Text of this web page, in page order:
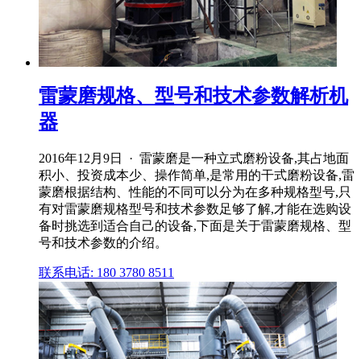
雷蒙磨规格、型号和技术参数解析机
器
2016年12月9日 · 雷蒙磨是一种立式磨粉设备,其占地面
积小、投资成本少、操作简单,是常用的干式磨粉设备,雷
蒙磨根据结构、性能的不同可以分为在多种规格型号,只
有对雷蒙磨规格型号和技术参数足够了解,才能在选购设
备时挑选到适合自己的设备,下面是关于雷蒙磨规格、型
号和技术参数的介绍。
联系电话: 180 3780 8511